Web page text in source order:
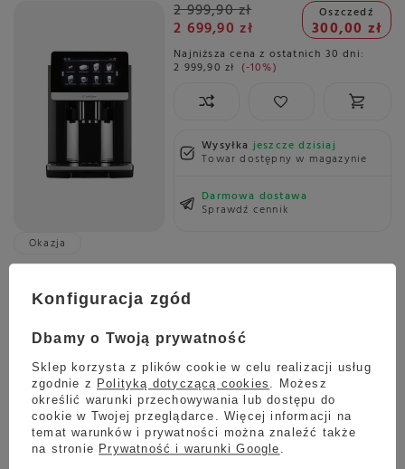
2 999,90 zł
2 699,90 zł
Oszczedź
300,00 zł
Najniższa cena z ostatnich 30 dni:
2 999,90 zł -10%
Wysyłkajeszcze dzisiaj
Towar dostępny w magazynie
Darmowa dostawa
Sprawdź cennik
Okazja
OUTLET 81587 - Ekspres do kawy Saeco GranAroma Deluxe
SM6685/00
2 999,00 zł
Najniższa cena z ostatnich 30 dni:
2 999,00 zł 0%
Wysyłkajeszcze dzisiaj
Konfiguracja zgód
Dbamy o Twoją prywatność
Sklep korzysta z plików cookie w celu realizacji usług
zgodnie z Polityką dotyczącą cookies
. Możesz
określić warunki przechowywania lub dostępu do
cookie w Twojej przeglądarce. Więcej informacji na
temat warunków i prywatności można znaleźć także
na stronie Prywatność i warunki Google